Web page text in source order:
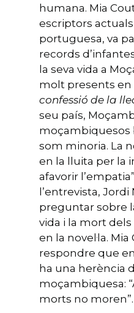
humana. Mia
escriptors
portuguesa, va
records
la seva vida a
molt presents en
confessió de la
seu país,
moçambiquesos
som minoria. La
en la lluita per la
afavorir
l’entrevista, Jordi
preguntar sobre
vida i la mort
en la novel·la. Mia
respondre que
ha una herència
moçambiquesa:
morts no moren”.